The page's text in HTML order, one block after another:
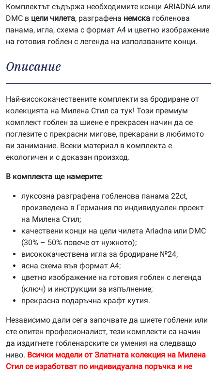
Комплектът съдържа необходимите конци ARIADNA или
DMC в цели чилета, разграфена немска гобленова
панама, игла, схема с формат А4 и цветно изображение
на готовия гоблен с легенда на използваните конци.
Описание
Най-висококачествените комплекти за бродиране от
колекцията на Милена Стил са тук! Този премиум
комплект гоблен за шиене е прекрасен начин да се
поглезите с прекрасни мигове, прекарани в любимото
ви занимание. Всеки материал в комплекта е
екологичен и с доказан произход.
В комплекта ще намерите:
луксозна разграфена гобленова панама 22ct,
произведена в Германия по индивидуален проект
на Милена Стил;
качествени конци на цели чилета Ariadna или DMC
(30% – 50% повече от нужното);
висококачествена игла за бродиране №24;
ясна схема във формат А4;
цветно изображение на готовия гоблен с легенда
(ключ) и инструкции за изпълнение;
прекрасна подаръчна крафт кутия.
Независимо дали сега започвате да шиете гоблени или
сте опитен професионалист, тези комплекти са начин
да издигнете гобленарските си умения на следващо
ниво. Всички модели от Златната колекция на Милена
Стил се изработват по индивидуална поръчка и не